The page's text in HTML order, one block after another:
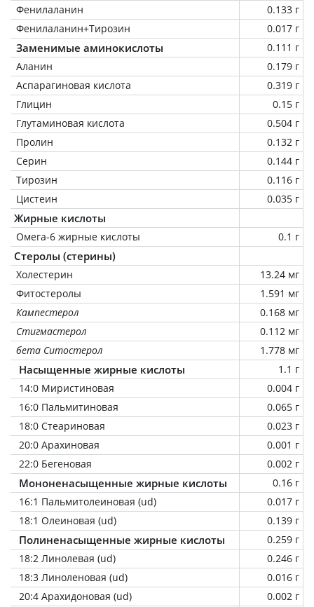
Фенилаланин
0.133 г
Фенилаланин+Тирозин
0.017 г
Заменимые аминокислоты
0.111 г
Аланин
0.179 г
Аспарагиновая кислота
0.319 г
Глицин
0.15 г
Глутаминовая кислота
0.504 г
Пролин
0.132 г
Серин
0.144 г
Тирозин
0.116 г
Цистеин
0.035 г
Жирные кислоты
Омега-6 жирные кислоты 0.1 г
Стеролы (стерины)
Холестерин
13.24 мг
Фитостеролы
1.591 мг
Кампестерол
0.168 мг
Стигмастерол
0.112 мг
бета Ситостерол
1.778 мг
Насыщенные жирные кислоты
1.1 г
14:0 Миристиновая
0.004 г
16:0 Пальмитиновая
0.065 г
18:0 Стеариновая
0.023 г
20:0 Арахиновая
0.001 г
22:0 Бегеновая
0.002 г
Мононенасыщенные жирные кислоты
0.16 г
16:1 Пальмитолеиновая (ud)
0.017 г
18:1 Олеиновая (ud)
0.139 г
Полиненасыщенные жирные кислоты
0.259 г
18:2 Линолевая (ud)
0.246 г
18:3 Линоленовая (ud)
0.016 г
20:4 Арахидоновая (ud)
0.002 г